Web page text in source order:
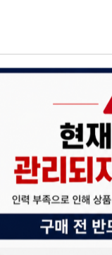
홈페이지 이용 안
안녕하세요, (주)디앤
현재 내부 사정으로
불편을 드려 죄송합
제품 문의, 견적 문의
다.
043-274-6789 /
또는 네이버에서 "